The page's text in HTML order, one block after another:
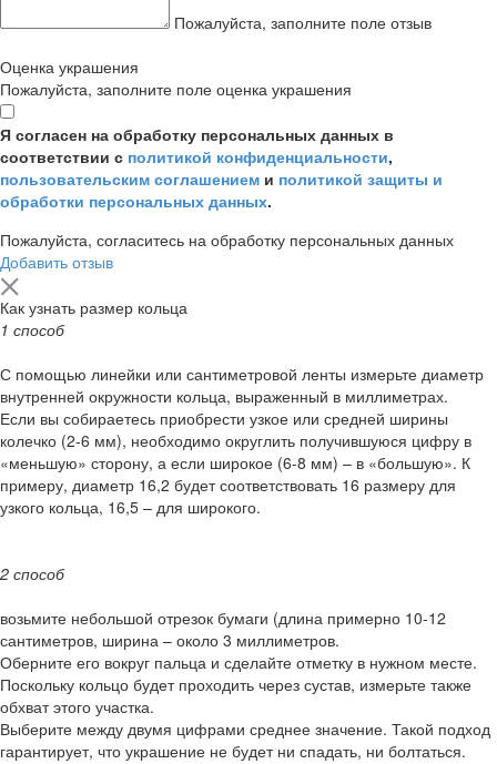
Пожалуйста, заполните поле отзыв
Оценка украшения
Пожалуйста, заполните поле оценка украшения
Я согласен на обработку персональных данных в
соответствии с политикой конфиденциальности,
пользовательским соглашением и политикой защиты и
обработки персональных данных.
Пожалуйста, согласитесь на обработку персональных данных
Добавить отзыв
Как узнать размер кольца
1 способ
С помощью линейки или сантиметровой ленты измерьте диаметр
внутренней окружности кольца, выраженный в миллиметрах.
Если вы собираетесь приобрести узкое или средней ширины
колечко (2-6 мм), необходимо округлить получившуюся цифру в
«меньшую» сторону, а если широкое (6-8 мм) – в «большую». К
примеру, диаметр 16,2 будет соответствовать 16 размеру для
узкого кольца, 16,5 – для широкого.
2 способ
возьмите небольшой отрезок бумаги (длина примерно 10-12
сантиметров, ширина – около 3 миллиметров.
Оберните его вокруг пальца и сделайте отметку в нужном месте.
Поскольку кольцо будет проходить через сустав, измерьте также
обхват этого участка.
Выберите между двумя цифрами среднее значение. Такой подход
гарантирует, что украшение не будет ни спадать, ни болтаться.